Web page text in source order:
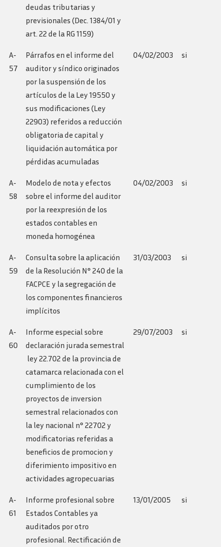
deudas tributarias y
previsionales (Dec. 1384/01 y
art. 22 de la RG 1159)
A-
57
Párrafos en el informe del
auditor y síndico originados
por la suspensión de los
artículos de la Ley 19550 y
sus modificaciones (Ley
22903) referidos a reducción
obligatoria de capital y
liquidación automática por
pérdidas acumuladas
04/02/2003 si
A-
58
Modelo de nota y efectos
sobre el informe del auditor
por la reexpresión de los
estados contables en
moneda homogénea
04/02/2003 si
A-
59
Consulta sobre la aplicación
de la Resolución N° 240 de la
FACPCE y la segregación de
los componentes financieros
implícitos
31/03/2003 si
A-
60
Informe especial sobre
declaración jurada semestral
 ley 22.702 de la provincia de
catamarca relacionada con el
cumplimiento de los
proyectos de inversion
semestral relacionados con
la ley nacional n° 22702 y
modificatorias referidas a
beneficios de promocion y
diferimiento impositivo en
actividades agropecuarias
29/07/2003 si
A-
61
Informe profesional sobre
Estados Contables ya
auditados por otro
profesional. Rectificación de
13/01/2005 si